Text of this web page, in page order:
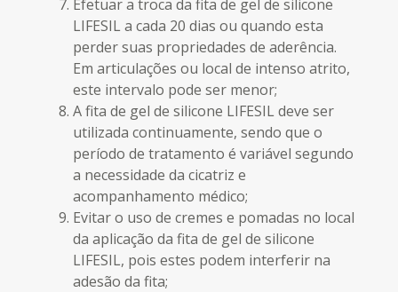
Efetuar a troca da fita de gel de silicone
LIFESIL a cada 20 dias ou quando esta
perder suas propriedades de aderência.
Em articulações ou local de intenso atrito,
este intervalo pode ser menor;
A fita de gel de silicone LIFESIL deve ser
utilizada continuamente, sendo que o
período de tratamento é variável segundo
a necessidade da cicatriz e
acompanhamento médico;
Evitar o uso de cremes e pomadas no local
da aplicação da fita de gel de silicone
LIFESIL, pois estes podem interferir na
adesão da fita;